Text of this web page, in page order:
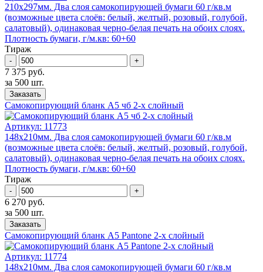
210х297мм. Два слоя самокопирующей бумаги 60 г/кв.м
(возможные цвета слоёв: белый, желтый, розовый, голубой,
салатовый), одинаковая черно-белая печать на обоих слоях.
Плотность бумаги, г/м.кв: 60+60
Тираж
- +
7 375 руб.
за 500 шт.
Заказать
Самокопирующий бланк А5 чб 2-x слойный
Артикул: 11773
148х210мм. Два слоя самокопирующей бумаги 60 г/кв.м
(возможные цвета слоёв: белый, желтый, розовый, голубой,
салатовый), одинаковая черно-белая печать на обоих слоях.
Плотность бумаги, г/м.кв: 60+60
Тираж
- +
6 270 руб.
за 500 шт.
Заказать
Самокопирующий бланк А5 Pantone 2-x слойный
Артикул: 11774
148х210мм. Два слоя самокопирующей бумаги 60 г/кв.м